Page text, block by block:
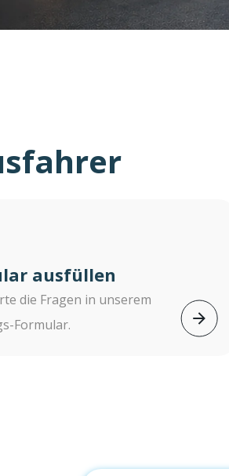
ausfüllen
die Fragen in unserem
Formular.